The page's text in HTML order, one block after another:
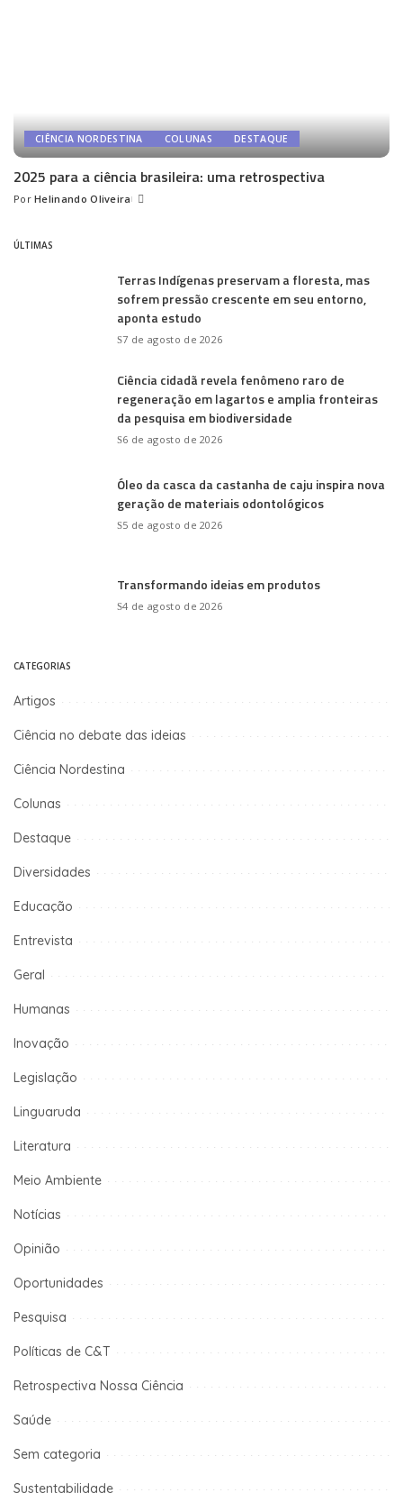
CIÊNCIA NORDESTINA COLUNAS DESTAQUE
2025 para a ciência brasileira: uma retrospectiva
Posted
Por Helinando Oliveira
ÚLTIMAS
Terras Indígenas preservam a floresta, mas
sofrem pressão crescente em seu entorno,
aponta estudo
7 de agosto de 2026
Ciência cidadã revela fenômeno raro de
regeneração em lagartos e amplia fronteiras
da pesquisa em biodiversidade
6 de agosto de 2026
Óleo da casca da castanha de caju inspira nova
geração de materiais odontológicos
5 de agosto de 2026
Transformando ideias em produtos
4 de agosto de 2026
CATEGORIAS
Artigos
Ciência no debate das ideias
Ciência Nordestina
Colunas
Destaque
Diversidades
Educação
Entrevista
Geral
Humanas
Inovação
Legislação
Linguaruda
Literatura
Meio Ambiente
Notícias
Opinião
Oportunidades
Pesquisa
Políticas de C&T
Retrospectiva Nossa Ciência
Saúde
Sem categoria
Sustentabilidade